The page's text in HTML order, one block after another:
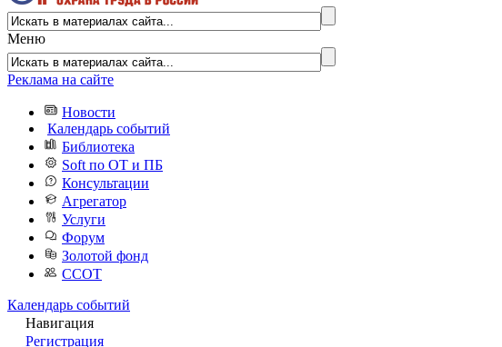
Меню
Реклама на сайте
Новости
Календарь событий
Библиотека
Soft по ОТ и ПБ
Консультации
Агрегатор
Услуги
Форум
Золотой фонд
ССОТ
Календарь событий
Навигация
Регистрация